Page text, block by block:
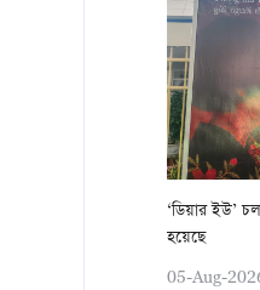
‘ডিয়ার ইউ’
হয়েছে
05-Aug-